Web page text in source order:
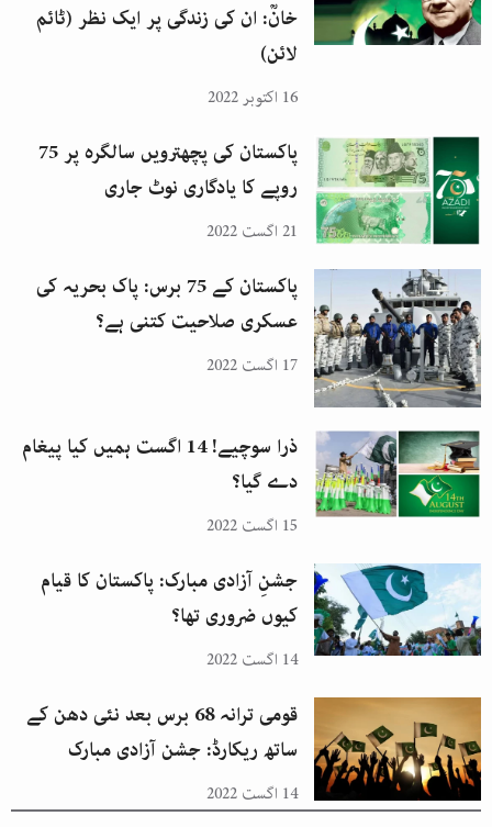
خانؒ: ان کی زندگی پر ایک نظر (ٹائم
لائن)
16 اکتوبر 2022
پاکستان کی پچھترویں سالگرہ پر 75
روپے کا یادگاری نوٹ جاری
21 اگست 2022
پاکستان کے 75 برس: پاک بحریہ کی
عسکری صلاحیت کتنی ہے؟
17 اگست 2022
ذرا سوچیے! 14 اگست ہمیں کیا پیغام
دے گیا؟
15 اگست 2022
جشنِ آزادی مبارک: پاکستان کا قیام
کیوں ضروری تھا؟
14 اگست 2022
قومی ترانہ 68 برس بعد نئی دھن کے
ساتھ ریکارڈ: جشن آزادی مبارک
14 اگست 2022